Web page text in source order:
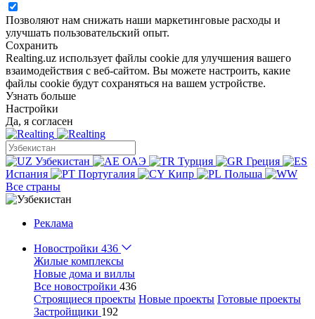
Позволяют нам снижать наши маркетинговые расходы и
улучшать пользовательский опыт.
Сохранить
Realting.uz использует файлы cookie для улучшения вашего
взаимодействия с веб-сайтом. Вы можете настроить, какие
файлы cookie будут сохраняться на вашем устройстве.
Узнать больше
Настройки
Да, я согласен
Узбекистан ОАЭ Турция
Греция
Испания
Португалия Кипр
Польша
Все страны
Реклама
Новостройки 436
Жилые комплексы
Новые дома и виллы
Все новостройки 436
Строящиеся проекты Новые проекты Готовые проекты
Застройщики 192